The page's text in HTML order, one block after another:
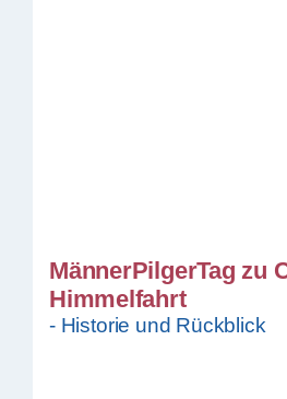
MännerPilgerTag zu
Himmelfahrt
- Historie und Rückblick